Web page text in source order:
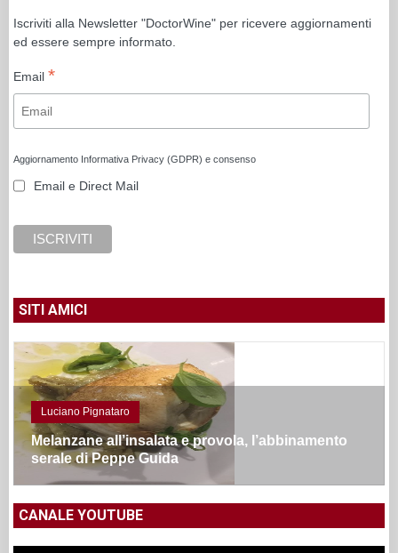
Iscriviti alla Newsletter "DoctorWine" per ricevere aggiornamenti
ed essere sempre informato.
Email *
Aggiornamento Informativa Privacy (GDPR) e consenso
Email e Direct Mail
SITI AMICI
Luciano Pignataro
Melanzane all’insalata e provola, l’abbinamento
serale di Peppe Guida
CANALE YOUTUBE